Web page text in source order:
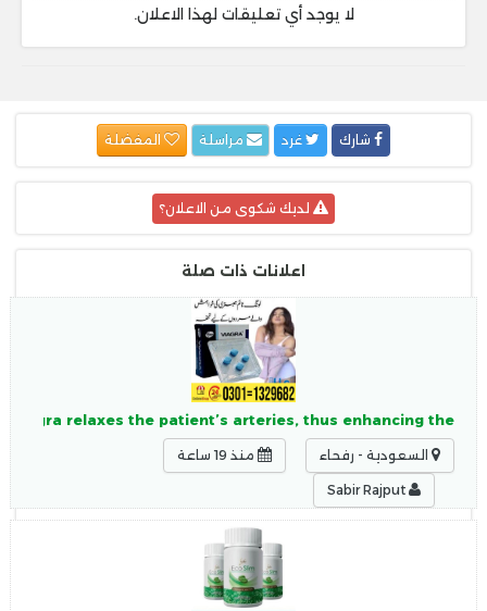
لا يوجد أي تعليقات لهذا الاعلان.
شارك غرد المفضلة
لديك شكوى من الاعلان؟
اعلانات ذات صلة
Viagra relaxes the patient’s arteries, thus enhancing the
السعودية - رفحاء منذ 19 ساعة